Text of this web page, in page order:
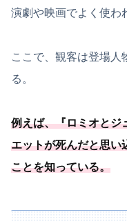
演劇や映画でよく使わ
ここで、観客は登場人
る。
例えば、『ロミオとジ
エットが死んだと思い
ことを知っている。